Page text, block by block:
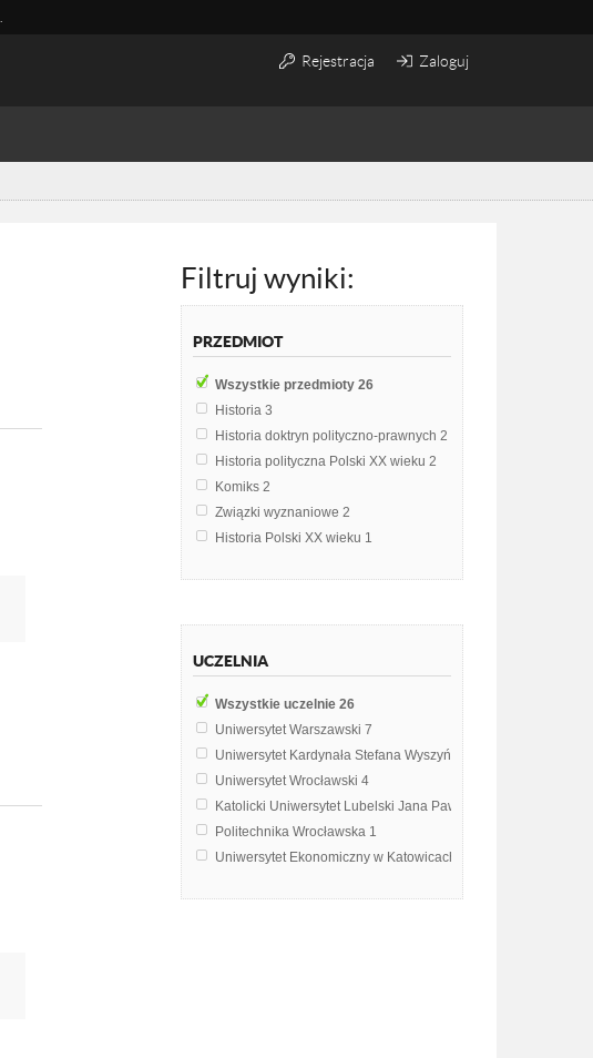
Rejestracja Zaloguj
Filtruj wyniki:
PRZEDMIOT
Wszystkie przedmioty 26
Historia 3
Historia doktryn polityczno-prawnych 2
Historia polityczna Polski XX wieku 2
Komiks 2
Związki wyznaniowe 2
Historia Polski XX wieku 1
Pedagogika
UCZELNIA
Wszystkie uczelnie 26
Uniwersytet Warszawski 7
Uniwersytet Kardynała Stefana Wyszyńskiego w Warszawie
Uniwersytet Wrocławski 4
Katolicki Uniwersytet Lubelski Jana Pawła II w Lublinie
Politechnika Wrocławska 1
Uniwersytet Ekonomiczny w Katowicach
1